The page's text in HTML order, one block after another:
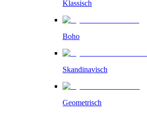
Klassisch
Boho
Skandinavisch
Geometrisch